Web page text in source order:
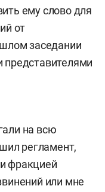
ему слово для
от
заседании
на всю
регламент,
фракцией
или мне